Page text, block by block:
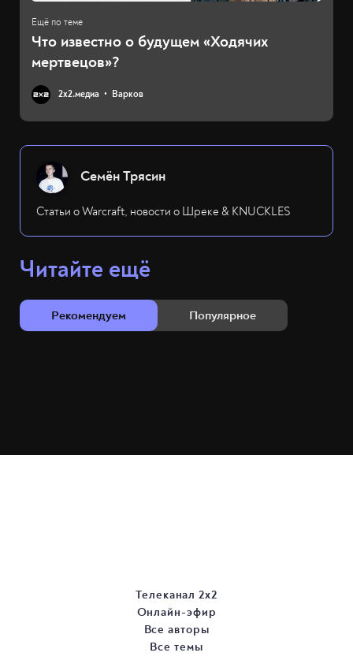
Что известно о будущем «Ходячих
мертвецов»?
2х2.медиа Варков
Семён Трясин
Статьи о Warcraft, новости о Шреке & KNUCKLES
Читайте ещё
Рекомендуем Популярное
Телеканал 2х2
Онлайн-эфир
Все авторы
Все темы